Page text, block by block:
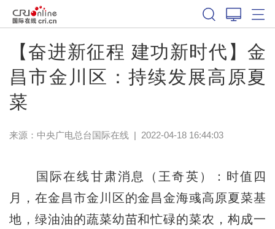
【奋进新征程 建功新时代】金
昌市金川区：持续发展高原夏
菜
来源：中央广电总台国际在线| 2022-04-18 16:44:03
国际在线甘肃消息（王奇英）：时值四
月，在金昌市金川区的金昌金海彧高原夏菜基
地，绿油油的蔬菜幼苗和忙碌的菜农，构成一